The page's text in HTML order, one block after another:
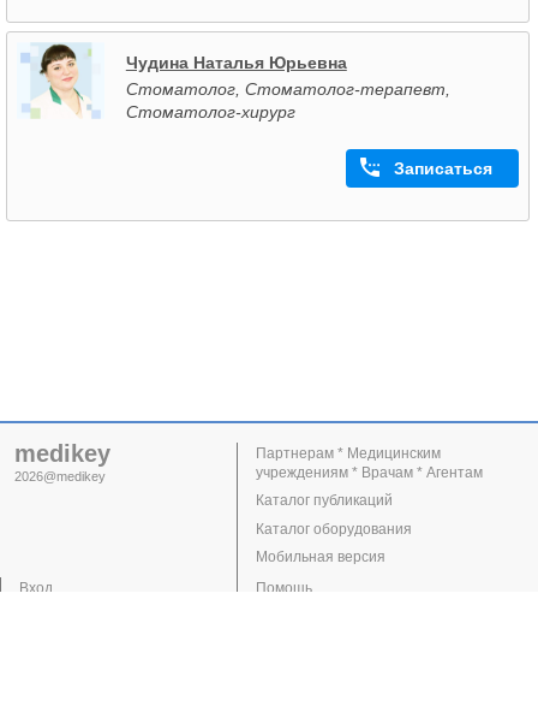
Чудина Наталья Юрьевна
Стоматолог, Стоматолог-терапевт,
Стоматолог-хирург
Записаться
medikey
2026@medikey
Вход
Партнерам * Медицинским
учреждениям * Врачам * Агентам
Каталог публикаций
Каталог оборудования
Мобильная версия
Помощь